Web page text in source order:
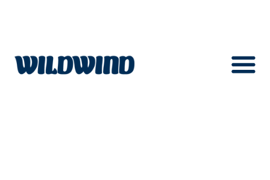
wildwind menuIcon